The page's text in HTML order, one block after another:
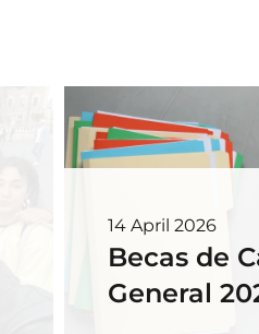
14 April 2026
Becas de
General